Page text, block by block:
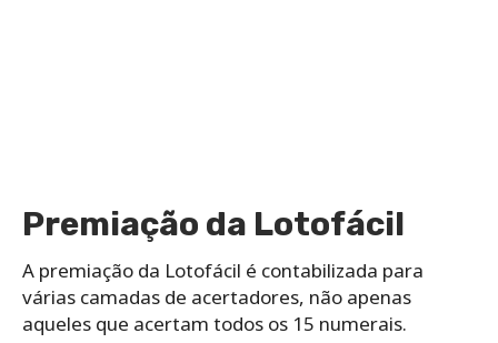
Premiação da Lotofácil
A premiação da Lotofácil é contabilizada para
várias camadas de acertadores, não apenas
aqueles que acertam todos os 15 numerais.